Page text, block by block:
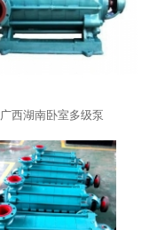
广西湖南卧室多级泵